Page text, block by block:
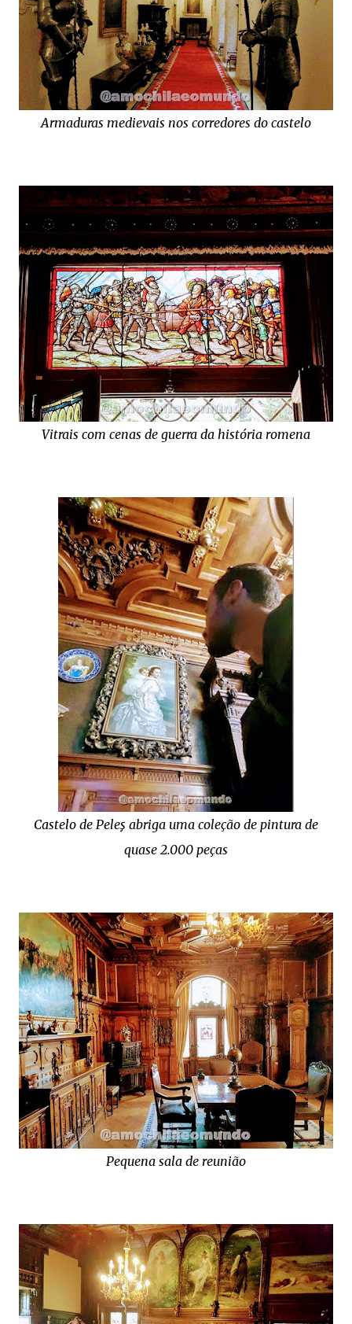
Armaduras medievais nos corredores do castelo
Vitrais com cenas de guerra da história romena
Castelo de Peleş abriga uma coleção de pintura de
quase 2.000 peças
Pequena sala de reunião